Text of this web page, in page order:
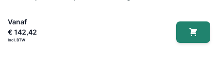
Vanaf
€ 142,42